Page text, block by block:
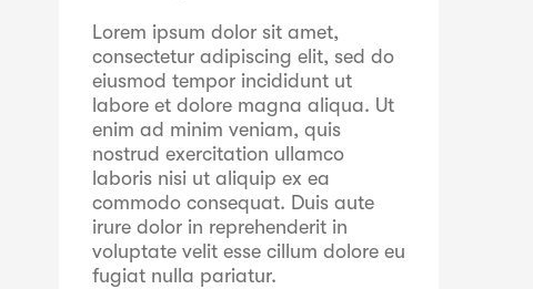
Lorem ipsum dolor sit amet,
consectetur adipiscing elit, sed do
eiusmod tempor incididunt ut
labore et dolore magna aliqua. Ut
enim ad minim veniam, quis
nostrud exercitation ullamco
laboris nisi ut aliquip ex ea
commodo consequat. Duis aute
irure dolor in reprehenderit in
voluptate velit esse cillum dolore eu
fugiat nulla pariatur.